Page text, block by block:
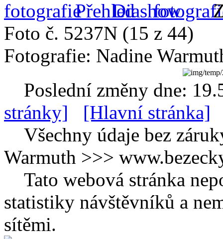
Foto č. 5237N (15 z 44)
Fotografie: Nadine
Poslední změny dne:
stránky]
[Hlavní stránka]
Všechny údaje bez
Warmuth >>>
Tato webová stránka
statistiky návštěvníků a
sítěmi.